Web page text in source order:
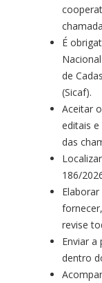
É
de
(Sicaf).
Aceitar
editais
das
186/
revise
Enviar
dentro